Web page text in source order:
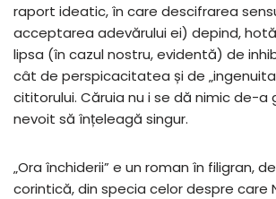
raport ideatic, în care descifrarea
acceptarea adevărului ei) depind,
lipsa (în cazul nostru, evidentă) de
cât de perspicacitatea și de
cititorului. Căruia nu i se dă nimic de-a
nevoit să înțeleagă singur.
„Ora închiderii” e un roman în filigran,
corintică, din specia celor despre care